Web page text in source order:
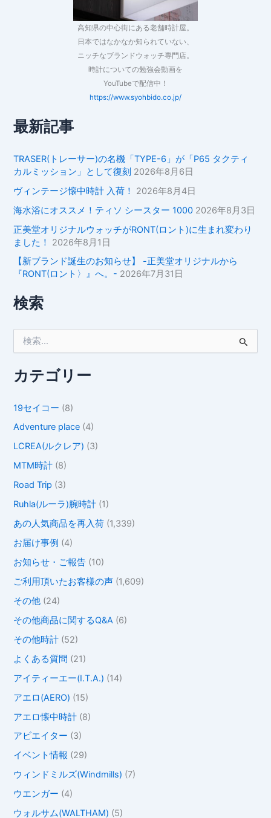
高知県の中心街にある老舗時計屋。
日本ではなかなか知られていない、
ニッチなブランドウォッチ専門店。
時計についての勉強会動画を
YouTubeで配信中！
https://www.syohbido.co.jp/
最新記事
TRASER(トレーサー)の名機「TYPE-6」が「P65 タクティ
カルミッション」として復刻 2026年8月6日
ヴィンテージ懐中時計 入荷！
2026年8月4日
海水浴にオススメ！ティソ シースター 1000 2026年8月3日
正美堂オリジナルウォッチがRONT(ロント)に生まれ変わり
ました！
2026年8月1日
【新ブランド誕生のお知らせ】 -正美堂オリジナルから
『RONT(ロント〉』へ。- 2026年7月31日
検索
象
:カテゴリー
19セイコー (8)
Adventure place (4)
LCREA(ルクレア) (3)
MTM時計 (8)
Road Trip (3)
Ruhla(ルーラ)腕時計 (1)
あの人気商品を再入荷 (1,339)
お届け事例 (4)
お知らせ・ご報告 (10)
ご利用頂いたお客様の声 (1,609)
その他 (24)
その他商品に関するQ&A (6)
その他時計 (52)
よくある質問 (21)
アイティーエー(I.T.A.) (14)
アエロ(AERO) (15)
アエロ懐中時計 (8)
アビエイター (3)
イベント情報 (29)
ウィンドミルズ(Windmills) (7)
ウエンガー (4)
ウォルサム(WALTHAM) (5)